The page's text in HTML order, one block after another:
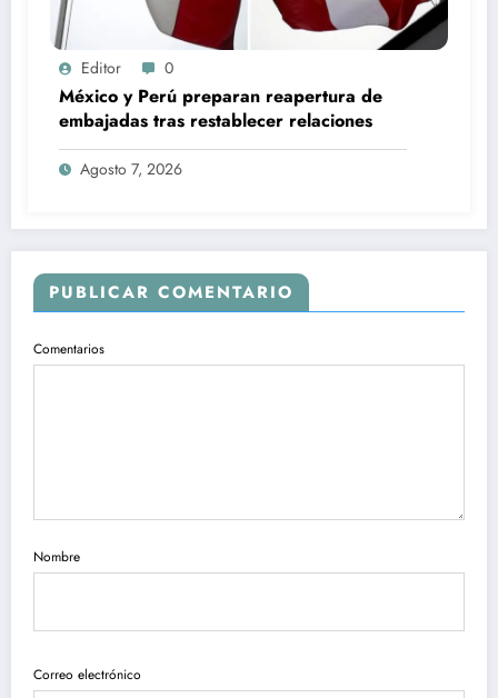
Editor 0
México y Perú preparan reapertura de
embajadas tras restablecer relaciones
Agosto 7, 2026
PUBLICAR COMENTARIO
Comentarios
Nombre
Correo electrónico